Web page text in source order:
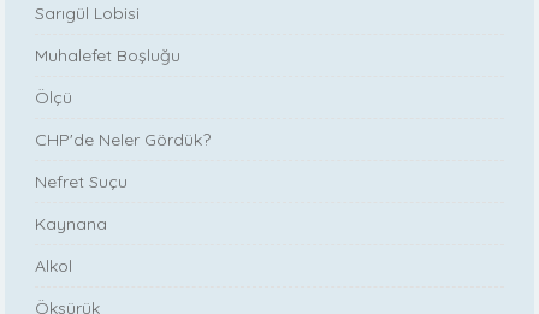
Sarıgül Lobisi
Muhalefet Boşluğu
Ölçü
CHP'de Neler Gördük?
Nefret Suçu
Kaynana
Alkol
Öksürük